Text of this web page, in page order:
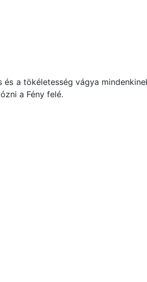
és a tökéletesség vágya
a Fény felé.